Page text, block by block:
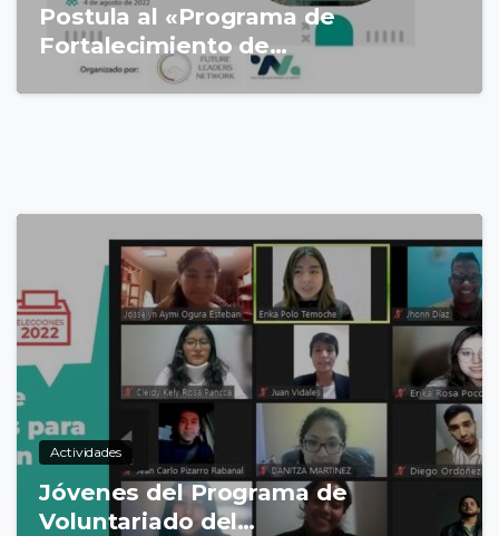
Postula al «Programa de
Fortalecimiento de…
30
Actividades
Jóvenes del Programa de
Voluntariado del…